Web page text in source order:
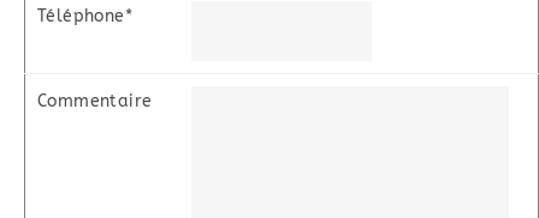
Téléphone*
Commentaire